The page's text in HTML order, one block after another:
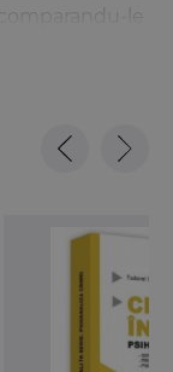
din
de la
medici
itinerariul
masura ce
notele
in strategiile
interogate
Psihologul